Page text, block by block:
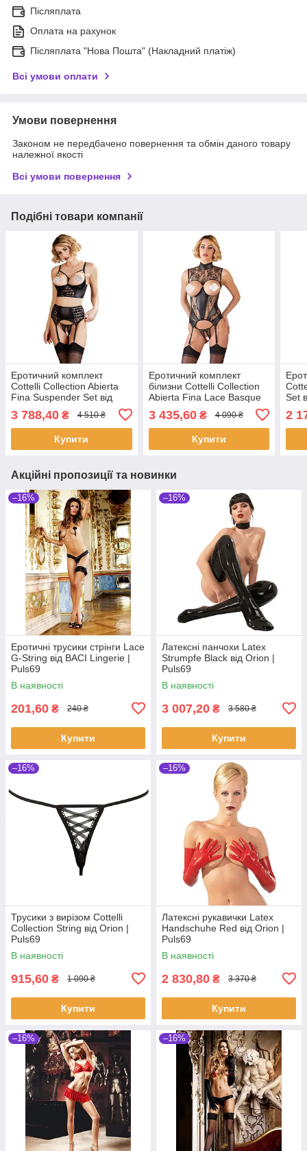
Післяплата
Оплата на рахунок
Післяплата "Нова Пошта" (Накладний платіж)
Всі умови оплати
Умови повернення
Законом не передбачено повернення та обмін даного товару
належної якості
Всі умови повернення
Подібні товари компанії
Еротичний комплект
Cottelli Collection Abierta
Fina Suspender Set від
3 788,40 ₴ 4 510 ₴
Купити
Еротичний комплект
білизни Cottelli Collection
Abierta Fina Lace Basque
Puls69
3 435,60₴ 4 090 ₴
Купити
Set
2
Акційні пропозиції та новинки
–16%
Еротичні трусики стрінги Lace
G-String від BACI Lingerie |
Puls69
В наявності
201,60 ₴ 240 ₴
Купити
–16%
Латексні панчохи Latex
Strumpfe Black від Orion |
Puls69
В наявності
3 007,20 ₴ 3 580 ₴
Купити
–16%
Трусики з вирізом Cottelli
Collection String від Orion |
Puls69
В наявності
915,60 ₴ 1 090 ₴
Купити
–16%
Латексні рукавички Latex
Handschuhe Red від Orion |
Puls69
В наявності
2 830,80 ₴ 3 370 ₴
Купити
–16% –16%